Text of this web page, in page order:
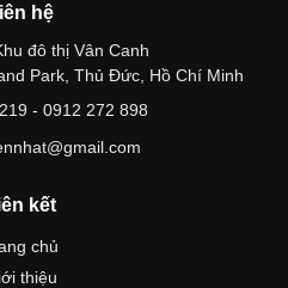
hệ
đô thị Vân Canh
Park, Thủ Đức, Hồ Chí Minh
- 0912 272 898
kết
chủ
thiệu